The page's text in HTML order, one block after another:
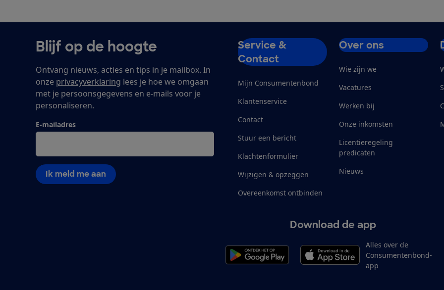
Blijf op de hoogte
Ontvang nieuws, acties en tips in je mailbox. In
onze privacyverklaring lees je hoe we omgaan
met je persoonsgegevens en e-mails voor je
personaliseren.
E-mailadres
Ik meld me aan
Service &
Contact
Mijn Consumentenbond
Klantenservice
Contact
Stuur een bericht
Klachtenformulier
Wijzigen & opzeggen
Overeenkomst ontbinden
Over ons
Wie zijn we
Vacatures
Werken bij
Onze inkomsten
Licentieregeling
predicaten
Nieuws
Download de app
Alles over de
Consumentenbond-
app